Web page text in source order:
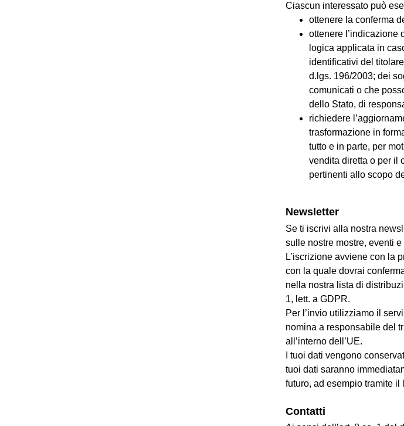
Ciascun interessato può
ottenere la conferma
ottenere l’indicazione
logica applicata in
identificativi del
d.lgs. 196/2003; dei
comunicati o che
dello Stato, di
richiedere
trasformazione in
tutto e in parte, per
vendita diretta o per il
pertinenti allo scopo
Newsletter
Se ti iscrivi alla nostra
sulle nostre mostre, eventi e
L’iscrizione avviene con la
con la quale dovrai
nella nostra lista di
1, lett. a GDPR.
Per l’invio utilizziamo il
nomina a responsabile del
all’interno dell’UE.
I tuoi dati vengono
tuoi dati saranno
futuro, ad esempio tramite
Contatti